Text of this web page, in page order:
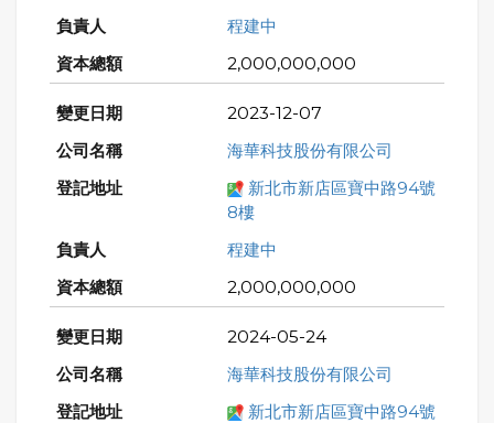
程建中
2,000,000,000
2023-12-07
海華科技股份有限公司
新北市新店區寶中路94號
8樓
程建中
2,000,000,000
2024-05-24
海華科技股份有限公司
新北市新店區寶中路94號